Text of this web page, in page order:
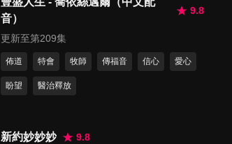
25
第253集 該說的兩種話
音）
9.8
更新至第209集
佈道 特會 牧師 傳福音 信心 愛心
盼望 醫治釋放
新約妙妙妙
9.8